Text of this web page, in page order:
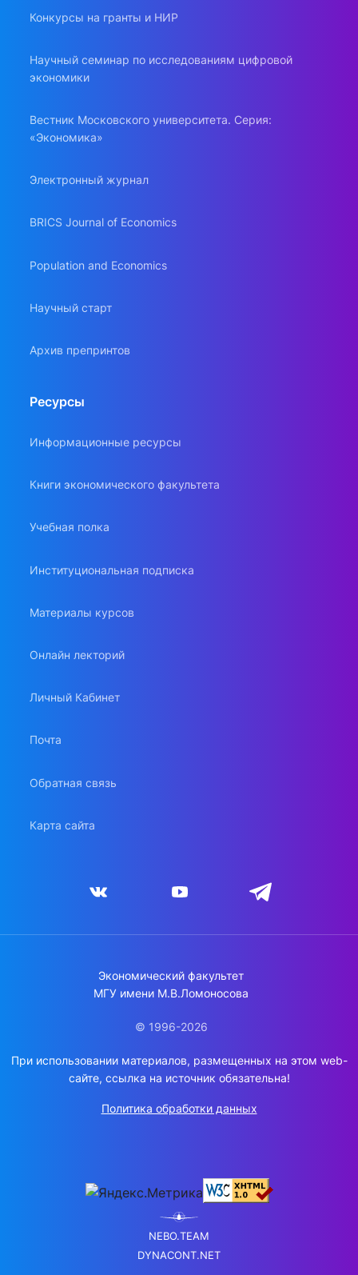
Конкурсы на гранты и НИР
Научный семинар по исследованиям цифровой
экономики
Вестник Московского университета. Серия:
«Экономика»
Электронный журнал
BRICS Journal of Economics
Population and Economics
Научный старт
Архив препринтов
Ресурсы
Информационные ресурсы
Книги экономического факультета
Учебная полка
Институциональная подписка
Материалы курсов
Онлайн лекторий
Личный Кабинет
Почта
Обратная связь
Карта сайта
Экономический факультет
МГУ имени М.В.Ломоносова
© 1996-2026
При использовании материалов, размещенных на этом web-
сайте, ссылка на источник обязательна!
Политика обработки данных
NEBO.TEAM
DYNACONT.NET